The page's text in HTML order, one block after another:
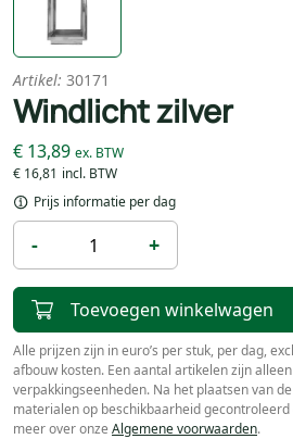
Artikel: 30171
Windlicht zilver
€ 16,81
€ 13,89
Prijs informatie per dag
- +
Toevoegen winkelwagen
Alle prijzen zijn in euro’s per stuk, per dag,
afbouw kosten. Een aantal artikelen zijn
verpakkingseenheden. Na het plaatsen van
materialen op beschikbaarheid
meer over onze Algemene voorwaarden.